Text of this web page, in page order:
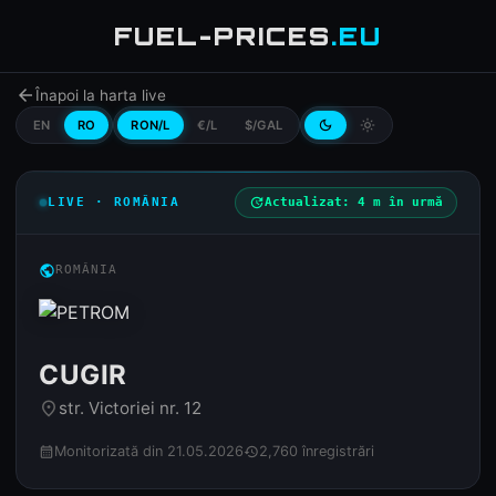
FUEL-PRICES.EU
arrow_backÎnapoi la harta live
EN RO RON/L €/L $/GAL dark_mode light_mode
LIVE · ROMÂNIA updateActualizat: 4 m în urmă
publicROMÂNIA
CUGIR
place str. Victoriei nr. 12
calendar_month Monitorizată din 21.05.2026history2,760 înregistrări